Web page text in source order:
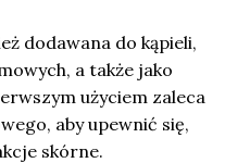
dodawana do kąpieli,
a także jako
użyciem zaleca
aby upewnić się,
skórne.